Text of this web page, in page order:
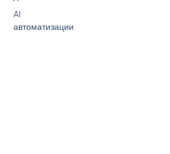
AI
автоматизации